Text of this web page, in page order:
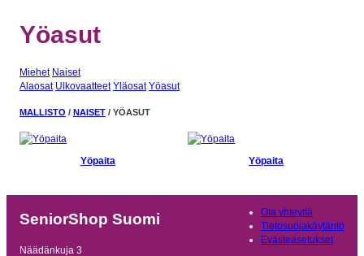
Yöasut
Miehet Naiset
Alaosat Ulkovaatteet Yläosat Yöasut
MALLISTO / NAISET / YÖASUT
Yöpaita Yöpaita
SeniorShop Suomi
Näädänkuja 3
Ota yhteyttä
Tietosuojakäytäntö
Evästeasetukset